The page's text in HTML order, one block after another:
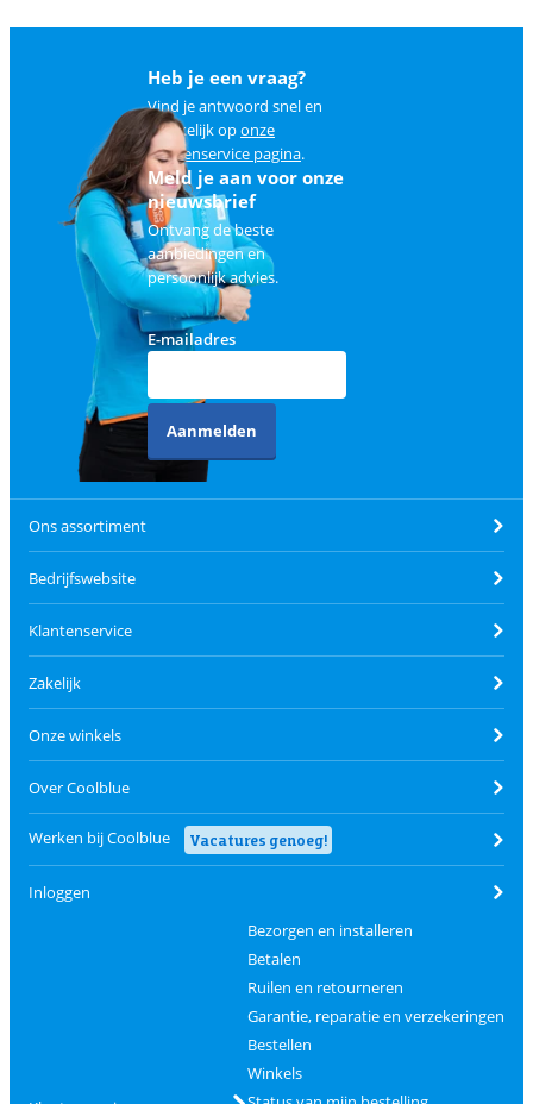
Heb je een vraag?
Vind je antwoord snel en
makkelijk oponze
klantenservice pagina.
Meld je aan voor onze
nieuwsbrief
Ontvang de beste
aanbiedingen en
persoonlijk advies.
E-mailadres
Aanmelden
Ons assortiment
Bedrijfswebsite
Klantenservice
Zakelijk
Onze winkels
Over Coolblue
Werken bij Coolblue Vacatures genoeg!
Inloggen
Bezorgen en installeren
Betalen
Ruilen en retourneren
Garantie, reparatie en verzekeringen
Bestellen
Winkels